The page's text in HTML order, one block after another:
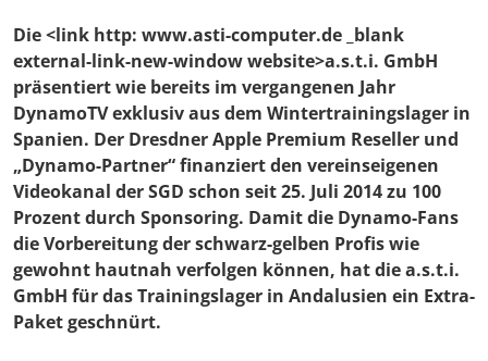
Die <link http: www.asti-computer.de _blank
external-link-new-window website>a.s.t.i. GmbH
präsentiert wie bereits im vergangenen Jahr
DynamoTV exklusiv aus dem Wintertrainingslager in
Spanien. Der Dresdner Apple Premium Reseller und
„Dynamo-Partner“ finanziert den vereinseigenen
Videokanal der SGD schon seit 25. Juli 2014 zu 100
Prozent durch Sponsoring. Damit die Dynamo-Fans
die Vorbereitung der schwarz-gelben Profis wie
gewohnt hautnah verfolgen können, hat die a.s.t.i.
GmbH für das Trainingslager in Andalusien ein Extra-
Paket geschnürt.